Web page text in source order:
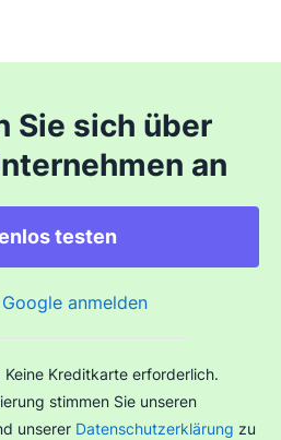
Sie sich über
an
testen
anmelden
Kreditkarte erforderlich.
stimmen Sie unseren
unserer Datenschutzerklärung zu